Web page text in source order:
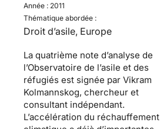
Année : 2011
Thématique abordée :
Droit d’asile, Europe
La quatrième note d’analyse de
l’Observatoire de l’asile et des
réfugiés est signée par Vikram
Kolmannskog, chercheur et
consultant indépendant.
L’accélération du réchauffement